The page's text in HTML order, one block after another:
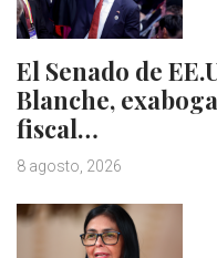
El Senado de
Blanche,
fiscal…
8 agosto, 2026